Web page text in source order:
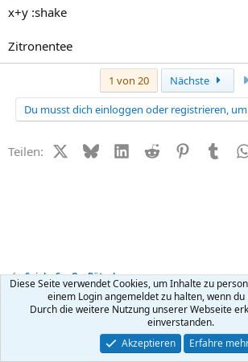
x+y :shake
Zitronentee
1 von 20 Nächste
Du musst dich einloggen oder registrieren,
Teilen: X (Twitter)
BlueskyLinkedIn
Reddit Pinterest
Spiel + Spaß + Rätsel
Kontakt Nutzungsbedingungen Datenschutz
Community platform by XenForo ® © 2010-2026 XenForo
Diese Seite verwendet Cookies, um Inhalte zu
einem Login angemeldet zu halten, wenn
Durch die weitere Nutzung unserer Webseite
einverstanden.
Akzeptieren
Erfahre